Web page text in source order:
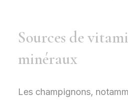
Sources de
minéraux
Les champignons,